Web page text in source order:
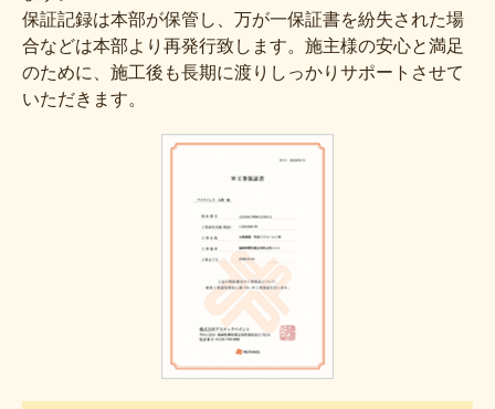
保証記録は本部が保管し、万が一保証書を紛失された場
合などは本部より再発行致します。施主様の安心と満足
のために、施工後も長期に渡りしっかりサポートさせて
いただきます。